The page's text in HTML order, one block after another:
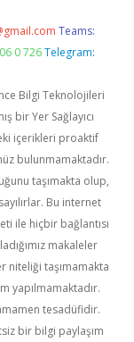
Teams:
0 726 Telegram:
Bilgi Teknolojileri
bir Yer Sağlayıcı
içerikleri proaktif
bulunmamaktadır.
taşımakta olup,
Bu internet
ile hiçbir bağlantısı
makaleler
niteliği taşımamakta
yapılmamaktadır.
tesadüfidir.
bir bilgi paylaşım